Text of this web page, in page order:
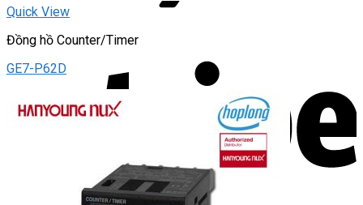
Quick View
Đồng hồ Counter/Timer
GE7-P62D